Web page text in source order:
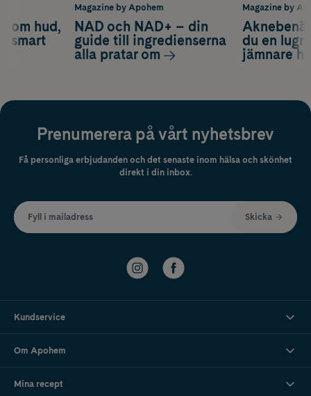
Magazine by
du en
jämnare
om hud,
smart
Magazine by Apohem
NAD och NAD+ – din
guide till ingredienserna
alla pratar om
Prenumerera på vårt nyhetsbrev
Få personliga erbjudanden och det senaste inom hälsa och skönhet
direkt i din inbox.
Fyll i mailadress Skicka
Kundservice
Om Apohem
Mina recept